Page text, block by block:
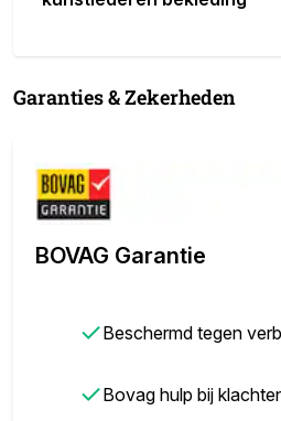
Garanties & Zekerheden
BOVAG Garantie
✓Beschermd tegen
✓Bovag hulp bij